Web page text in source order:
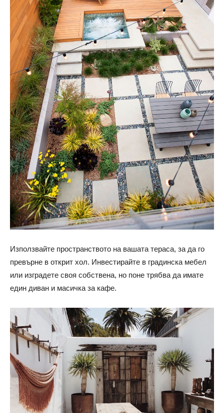
Използвайте пространството на вашата тераса, за да го
превърне в открит хол. Инвестирайте в градинска мебел
или изградете своя собствена, но поне трябва да имате
един диван и масичка за кафе.